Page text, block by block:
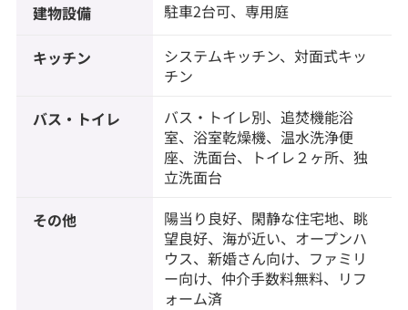
建物設備 駐車2台可、専用庭
キッチン
システムキッチン、対面式キッ
チン
バス・トイレ
バス・トイレ別、追焚機能浴
室、浴室乾燥機、温水洗浄便
座、洗面台、トイレ２ヶ所、独
立洗面台
その他
陽当り良好、閑静な住宅地、眺
望良好、海が近い、オープンハ
ウス、新婚さん向け、ファミリ
ー向け、仲介手数料無料、リフ
ォーム済